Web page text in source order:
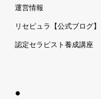
運営情報
リセピュラ【公式ブログ】
認定セラピスト養成講座
●